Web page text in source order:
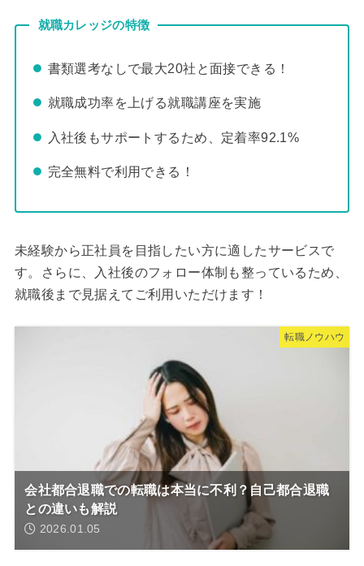
就職カレッジの特徴
書類選考なしで最大20社と面接できる！
就職成功率を上げる就職講座を実施
入社後もサポートするため、定着率92.1%
完全無料で利用できる！
未経験から正社員を目指したい方に適したサービスで
す。さらに、入社後のフォロー体制も整っているため、
就職後まで見据えてご利用いただけます！
転職ノウハウ
会社都合退職での転職は本当に不利？自己都合退職
との違いも解説
2026.01.05